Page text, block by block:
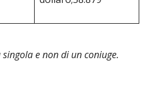
e non di un coniuge.